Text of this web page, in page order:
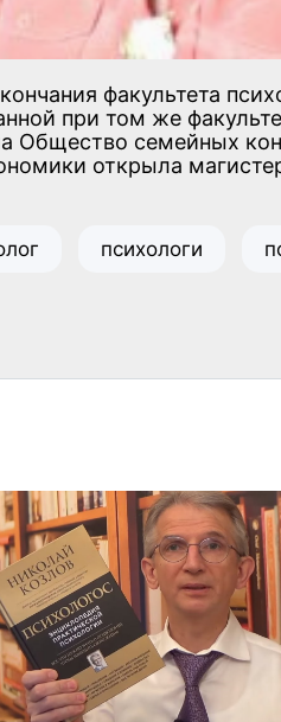
факультета
при том же
семейных
открыла
психологи